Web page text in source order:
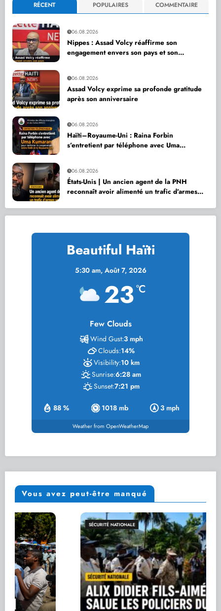
RÉCENT POPULAIRES COMMENTAIRE
06.08.2026
Nippes : Assad Volcy réaffirme son
engagement envers son pays et son
06.08.2026
Assad Volcy exprime sa profonde gratitude
après son anniversaire
06.08.2026
Haïti–Royaume-Uni : Raina Forbin
s’entretient par téléphone avec Uma
06.08.2026
États-Unis | Un ancien agent de la PNH
reconnaît avoir alimenté un trafic d’armes
Beautiful Haïti
5:30 am, Août 7, 2026
23°C
Few Clouds
88 % 1018 mb 3 mph
Wind Gust:3 mph
Clouds:14%
Visibility:10 km
Sunrise:6:28 am
Sunset:7:21 pm
Weather from OpenWeatherMap
Vous avez peut-être manqué
SÉCURITÉ NATIONALE